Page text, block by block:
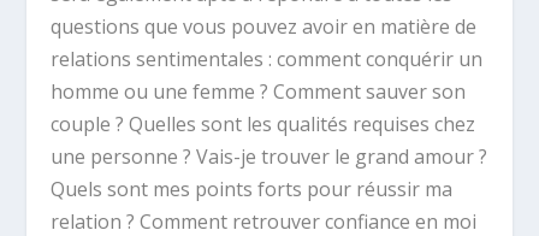
questions que vous pouvez avoir en matière de
relations sentimentales : comment conquérir un
homme ou une femme ? Comment sauver son
couple ? Quelles sont les qualités requises chez
une personne ? Vais-je trouver le grand amour ?
Quels sont mes points forts pour réussir ma
relation ? Comment retrouver confiance en moi